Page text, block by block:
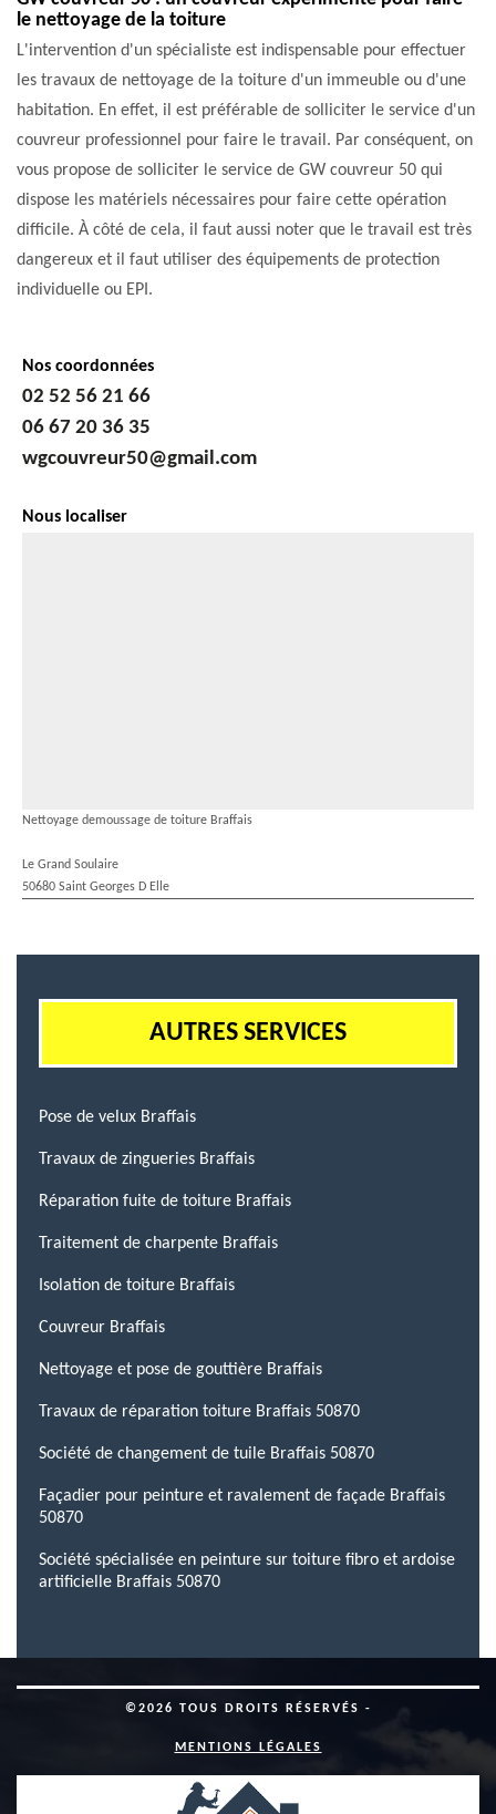
le nettoyage de la toiture
L'intervention d'un spécialiste est indispensable pour effectuer
les travaux de nettoyage de la toiture d'un immeuble ou d'une
habitation. En effet, il est préférable de solliciter le service d'un
couvreur professionnel pour faire le travail. Par conséquent, on
vous propose de solliciter le service de GW couvreur 50 qui
dispose les matériels nécessaires pour faire cette opération
difficile. À côté de cela, il faut aussi noter que le travail est très
dangereux et il faut utiliser des équipements de protection
individuelle ou EPI.
Nos coordonnées
02 52 56 21 66
06 67 20 36 35
wgcouvreur50@gmail.com
Nous localiser
Nettoyage demoussage de toiture Braffais
Le Grand Soulaire
50680 Saint Georges D Elle
AUTRES SERVICES
Pose de velux Braffais
Travaux de zingueries Braffais
Réparation fuite de toiture Braffais
Traitement de charpente Braffais
Isolation de toiture Braffais
Couvreur Braffais
Nettoyage et pose de gouttière Braffais
Travaux de réparation toiture Braffais 50870
Société de changement de tuile Braffais 50870
Façadier pour peinture et ravalement de façade Braffais
50870
Société spécialisée en peinture sur toiture fibro et ardoise
artificielle Braffais 50870
©2026 TOUS DROITS RÉSERVÉS -
MENTIONS LÉGALES